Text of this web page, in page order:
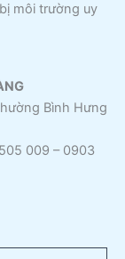
môi trường uy
Bình Hưng
009 – 0903